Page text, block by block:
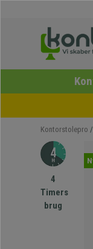
Kontorstolepro
4
Timers
brug